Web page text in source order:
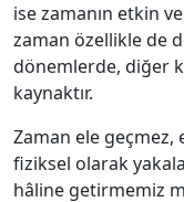
ise zamanın etkin
zaman özellikle de
dönemlerde, diğer
kaynaktır.
Zaman ele geçmez,
fiziksel olarak
hâline getirmemiz